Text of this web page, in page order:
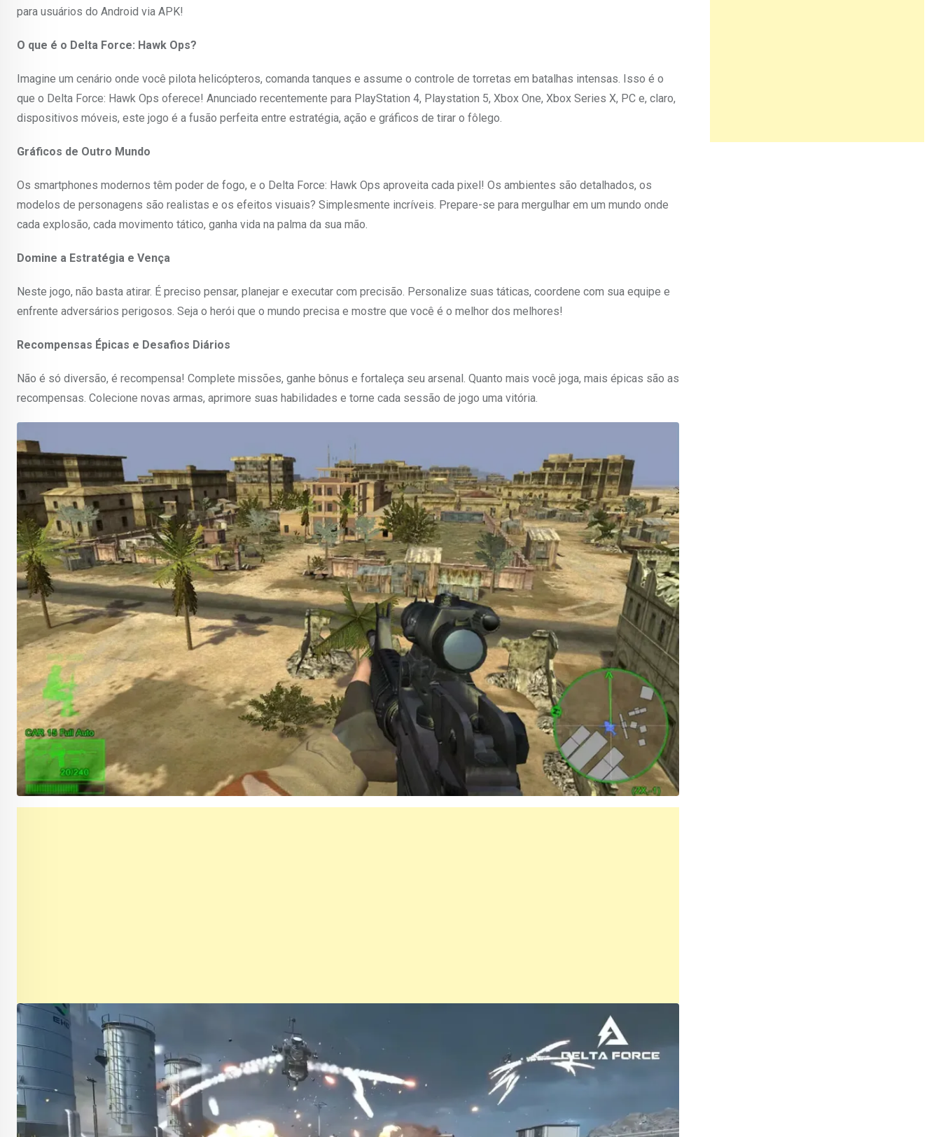
para usuários do Android via APK!
O que é o Delta Force: Hawk Ops?
Imagine um cenário onde você pilota helicópteros, comanda tanques e assume o controle de torretas em batalhas intensas. Isso é o
que o Delta Force: Hawk Ops oferece! Anunciado recentemente para PlayStation 4, Playstation 5, Xbox One, Xbox Series X, PC e, claro,
dispositivos móveis, este jogo é a fusão perfeita entre estratégia, ação e gráficos de tirar o fôlego.
Gráficos de Outro Mundo
Os smartphones modernos têm poder de fogo, e o Delta Force: Hawk Ops aproveita cada pixel! Os ambientes são detalhados, os
modelos de personagens são realistas e os efeitos visuais? Simplesmente incríveis. Prepare-se para mergulhar em um mundo onde
cada explosão, cada movimento tático, ganha vida na palma da sua mão.
Domine a Estratégia e Vença
Neste jogo, não basta atirar. É preciso pensar, planejar e executar com precisão. Personalize suas táticas, coordene com sua equipe e
enfrente adversários perigosos. Seja o herói que o mundo precisa e mostre que você é o melhor dos melhores!
Recompensas Épicas e Desafios Diários
Não é só diversão, é recompensa! Complete missões, ganhe bônus e fortaleça seu arsenal. Quanto mais você joga, mais épicas são as
recompensas. Colecione novas armas, aprimore suas habilidades e torne cada sessão de jogo uma vitória.